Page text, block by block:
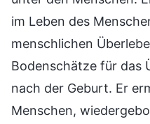
im Leben des
menschlichen
Bodenschätze für das
nach der Geburt. Er
Menschen,